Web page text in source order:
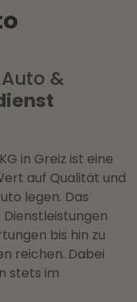
Auto &
in Greiz ist eine
auf Qualität und
legen. Das
bis hin zu
reichen. Dabei
stets im